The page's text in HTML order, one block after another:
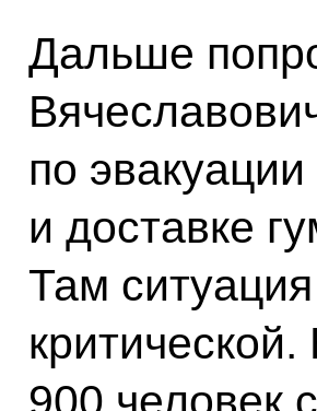
Дальше
по
и доставке
Там
900 человек